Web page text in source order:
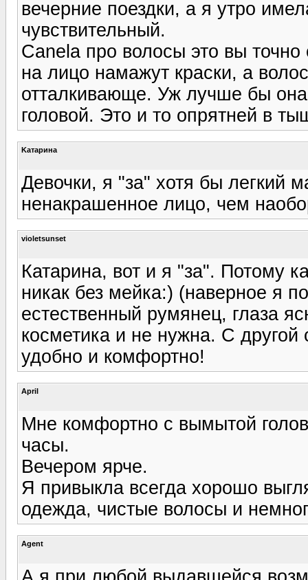
вечерние поездки, а я утро
чувствительный.
Canela про волосы это вы
на лицо намажут краски, а
отталкивающе. Уж лучше бы
головой. Это и то опрятней в
Kатарина
Девочки, я "за" хотя бы легкий
ненакрашенное лицо, чем
violetsunset
Катарина, вот и я "за". Потому
никак без мейка:) (наверное я
естественный румянец, глаза
косметика и не нужна. С
удобно и комфортно!
April
Мне комфортно с вымытой
часы.
Вечером ярче.
Я привыкла всегда хорошо
одежда, чистые волосы и
Agent